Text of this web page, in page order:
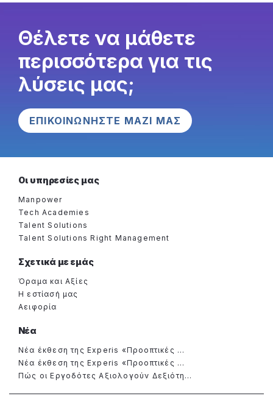
Θέλετε να μάθετε
περισσότερα για τις
λύσεις μας;
ΕΠΙΚΟΙΝΩΝΗΣΤΕ ΜΑΖΙ ΜΑΣ
Οι υπηρεσίες μας
Manpower
Tech Academies
Talent Solutions
Talent Solutions Right Management
Σχετικά με εμάς
Όραμα και Αξίες
Η εστίασή μας
Αειφορία
Νέα
Νέα έκθεση της Experis «Προοπτικές ...
Νέα έκθεση της Experis «Προοπτικές ...
Πώς οι Εργοδότες Αξιολογούν Δεξιότη...